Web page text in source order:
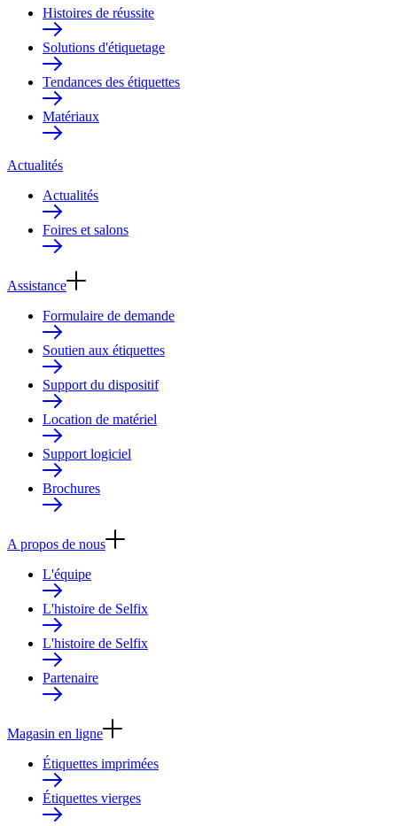
Histoires de réussite
Solutions d'étiquetage
Tendances des étiquettes
Matériaux
Actualités
Actualités
Foires et salons
Assistance
Formulaire de demande
Soutien aux étiquettes
Support du dispositif
Location de matériel
Support logiciel
Brochures
A propos de nous
L'équipe
L'histoire de Selfix
L'histoire de Selfix
Partenaire
Magasin en ligne
Étiquettes imprimées
Étiquettes vierges